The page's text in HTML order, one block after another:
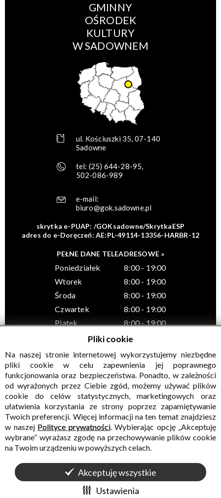
GMINNY
OŚRODEK
KULTURY
W SADOWNEM
ul. Kościuszki 35, 07-140
Sadowne
tel: (25) 644-28-95,
502-086-989
e-mail:
biuro@gok.sadowne.pl
skrytka e-PUAP: /GOKsadowne/SkrytkaESP
adres do e-Doręczeń: AE:PL-49114-13356-HARBR-12
PEŁNE DANE TELEADRESOWE »
Poniedziałek
8:00 - 19:00
Wtorek
8:00 - 19:00
Środa
8:00 - 19:00
Czwartek
8:00 - 19:00
Piątek
8:00 - 19:00
© Wszelkie prawa zastrzeżone, Gminny Ośrodek Kultury w
Sadownem
HTML5 +
WCAG 2.1
WYKONANIE CONCEPTINTERMEDIA
Pliki cookie
Na naszej stronie internetowej wykorzystujemy niezbędne
pliki cookie w celu zapewnienia jej poprawnego
funkcjonowania oraz bezpieczeństwa. Ponadto, w zależności
od wyrażonych przez Ciebie zgód, możemy używać plików
cookie do celów statystycznych, marketingowych oraz
ułatwienia korzystania ze strony poprzez zapamiętywanie
Twoich preferencji. Więcej informacji na ten temat znajdziesz
w naszej Polityce prywatności. Wybierając opcję „Akceptuję
wybrane” wyrażasz zgodę na przechowywanie plików cookie
na Twoim urządzeniu w powyższych celach.
Akceptuję wszystkie
Ustawienia